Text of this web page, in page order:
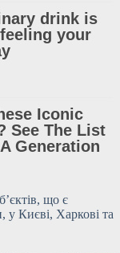
що є
у Києві, Харкові та